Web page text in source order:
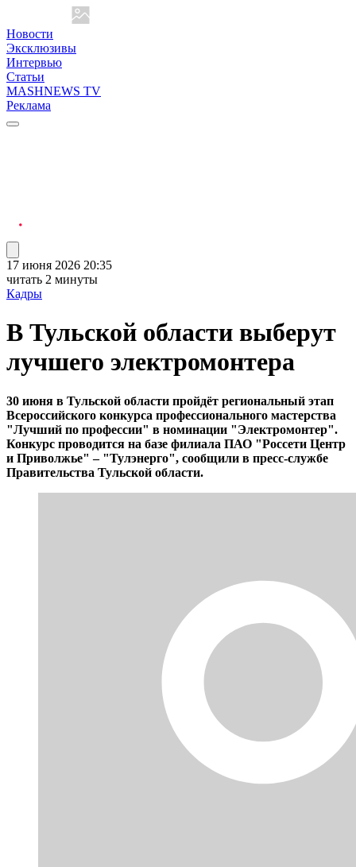
Новости
Эксклюзивы
Интервью
Статьи
MASHNEWS TV
Реклама
17 июня 2026 20:35
читать 2 минуты
Кадры
В Тульской области выберут
лучшего электромонтера
30 июня в Тульской области пройдёт региональный этап
Всероссийского конкурса профессионального мастерства
"Лучший по профессии" в номинации "Электромонтер".
Конкурс проводится на базе филиала ПАО "Россети Центр
и Приволжье" – "Тулэнерго", сообщили в пресс-службе
Правительства Тульской области.